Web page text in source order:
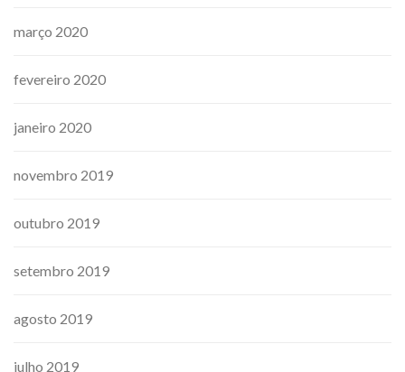
março 2020
fevereiro 2020
janeiro 2020
novembro 2019
outubro 2019
setembro 2019
agosto 2019
julho 2019